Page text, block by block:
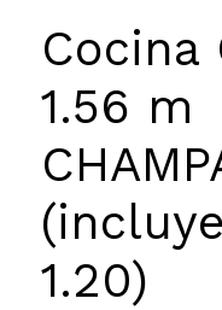
Cocina
1.56 m
1.20)